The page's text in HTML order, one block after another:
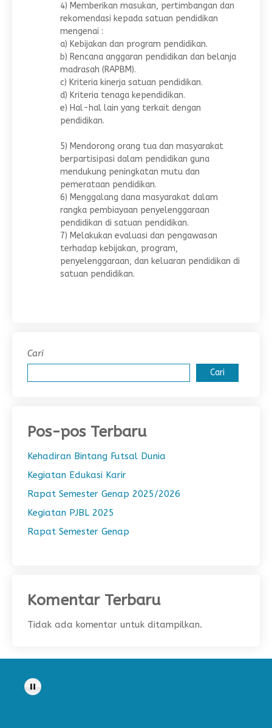
4) Memberikan masukan, pertimbangan dan
rekomendasi kepada satuan pendidikan
mengenai :
a) Kebijakan dan program pendidikan.
b) Rencana anggaran pendidikan dan belanja
madrasah (RAPBM).
c) Kriteria kinerja satuan pendidikan.
d) Kriteria tenaga kependidikan.
e) Hal-hal lain yang terkait dengan
pendidikan.
5) Mendorong orang tua dan masyarakat
berpartisipasi dalam pendidikan guna
mendukung peningkatan mutu dan
pemerataan pendidikan.
6) Menggalang dana masyarakat dalam
rangka pembiayaan penyelenggaraan
pendidikan di satuan pendidikan.
7) Melakukan evaluasi dan pengawasan
terhadap kebijakan, program,
penyelenggaraan, dan keluaran pendidikan di
satuan pendidikan.
Cari
Cari
Pos-pos Terbaru
Kehadiran Bintang Futsal Dunia
Kegiatan Edukasi Karir
Rapat Semester Genap 2025/2026
Kegiatan PJBL 2025
Rapat Semester Genap
Komentar Terbaru
Tidak ada komentar untuk ditampilkan.